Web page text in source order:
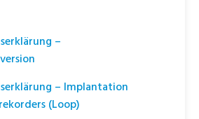
–
– Implantation
(Loop)